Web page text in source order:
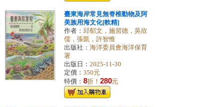
臺東海岸常見無脊椎動物及阿
美族用海文化[軟精]
作者： 邱郁文，施習德，吳欣
儒，張凱，許智惟
出版社： 海洋委員會海洋保育
署
出版日： 2025-11-30
定價： 350元
特價： 8折！ 280元